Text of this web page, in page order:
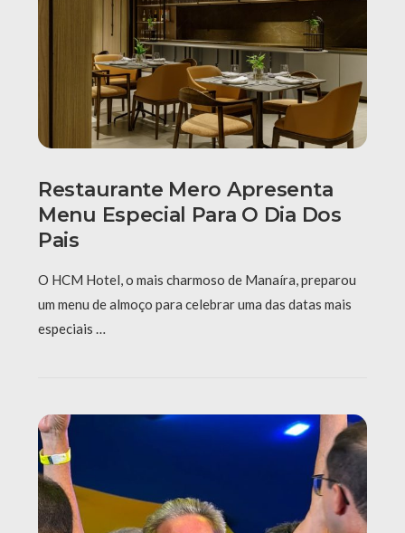
Restaurante Mero Apresenta
Menu Especial Para O Dia Dos
Pais
O HCM Hotel, o mais charmoso de Manaíra, preparou
um menu de almoço para celebrar uma das datas mais
especiais …